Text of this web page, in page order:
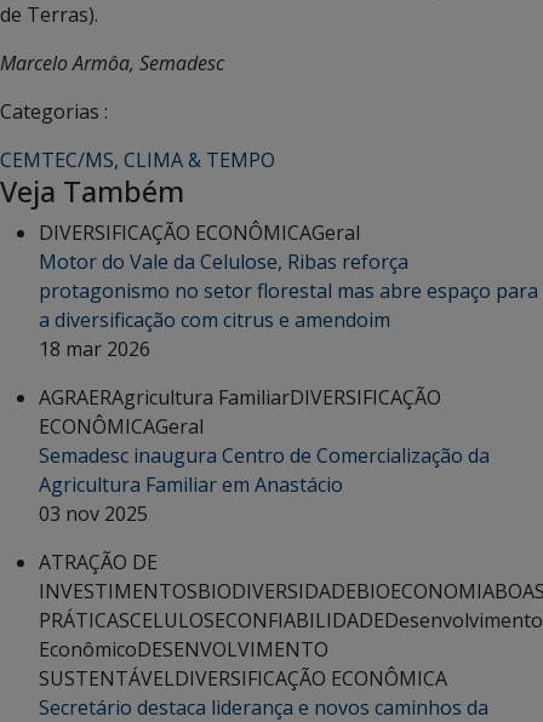
de Terras).
Marcelo Armôa, Semadesc
Categorias :
CEMTEC/MS, CLIMA & TEMPO
Veja Também
DIVERSIFICAÇÃO ECONÔMICAGeral
Motor do Vale da Celulose, Ribas reforça
protagonismo no setor florestal mas abre espaço para
a diversificação com citrus e amendoim
18 mar 2026
AGRAERAgricultura FamiliarDIVERSIFICAÇÃO
ECONÔMICAGeral
Semadesc inaugura Centro de Comercialização da
Agricultura Familiar em Anastácio
03 nov 2025
ATRAÇÃO DE
INVESTIMENTOSBIODIVERSIDADEBIOECONOMIA
PRÁTICASCELULOSECONFIABILIDADEDesenvolvimento
EconômicoDESENVOLVIMENTO
SUSTENTÁVELDIVERSIFICAÇÃO ECONÔMICA
Secretário destaca liderança e novos caminhos da